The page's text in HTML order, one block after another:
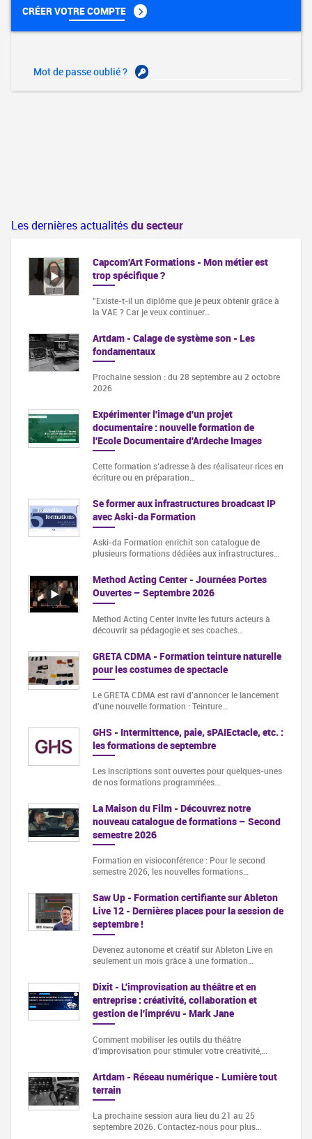
CRÉER VOTRE COMPTE
Mot de passe oublié ?
Les dernières actualitésdu secteur
Capcom'Art Formations - Mon métier est
trop spécifique ?
"Existe-t-il un diplôme que je peux obtenir grâce à
la VAE ? Car je veux continuer…
Artdam - Calage de système son - Les
fondamentaux
Prochaine session : du 28 septembre au 2 octobre
2026
Expérimenter l'image d'un projet
documentaire : nouvelle formation de
l'Ecole Documentaire d'Ardeche Images
Cette formation s‘adresse à des réalisateur·rices en
écriture ou en préparation…
Se former aux infrastructures broadcast IP
avec Aski-da Formation
Aski-da Formation enrichit son catalogue de
plusieurs formations dédiées aux infrastructures…
Method Acting Center - Journées Portes
Ouvertes – Septembre 2026
Method Acting Center invite les futurs acteurs à
découvrir sa pédagogie et ses coaches…
GRETA CDMA - Formation teinture naturelle
pour les costumes de spectacle
Le GRETA CDMA est ravi d'annoncer le lancement
d'une nouvelle formation : Teinture…
GHS - Intermittence, paie, sPAIEctacle, etc. :
les formations de septembre
Les inscriptions sont ouvertes pour quelques-unes
de nos formations programmées…
La Maison du Film - Découvrez notre
nouveau catalogue de formations – Second
semestre 2026
Formation en visioconférence : Pour le second
semestre 2026, les nouvelles formations…
Saw Up - Formation certifiante sur Ableton
Live 12 - Dernières places pour la session de
septembre !
Devenez autonome et créatif sur Ableton Live en
seulement un mois grâce à une formation…
Dixit - L'improvisation au théâtre et en
entreprise : créativité, collaboration et
gestion de l'imprévu - Mark Jane
Comment mobiliser les outils du théâtre
d’improvisation pour stimuler votre créativité,…
Artdam - Réseau numérique - Lumière tout
terrain
La prochaine session aura lieu du 21 au 25
septembre 2026. Contactez-nous pour plus…